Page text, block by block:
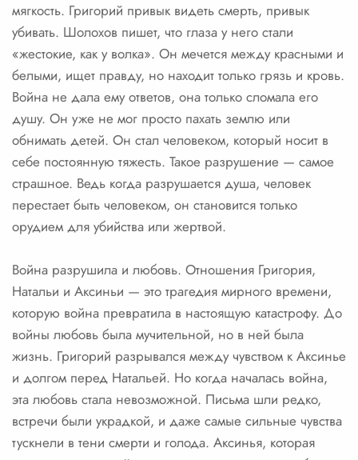
мягкость. Григорий привык видеть смерть, привык
убивать. Шолохов пишет, что глаза у него стали
«жестокие, как у волка». Он мечется между красными и
белыми, ищет правду, но находит только грязь и кровь.
Война не дала ему ответов, она только сломала его
душу. Он уже не мог просто пахать землю или
обнимать детей. Он стал человеком, который носит в
себе постоянную тяжесть. Такое разрушение — самое
страшное. Ведь когда разрушается душа, человек
перестает быть человеком, он становится только
орудием для убийства или жертвой.
Война разрушила и любовь. Отношения Григория,
Натальи и Аксиньи — это трагедия мирного времени,
которую война превратила в настоящую катастрофу. До
войны любовь была мучительной, но в ней была
жизнь. Григорий разрывался между чувством к Аксинье
и долгом перед Натальей. Но когда началась война,
эта любовь стала невозможной. Письма шли редко,
встречи были украдкой, и даже самые сильные чувства
тускнели в тени смерти и голода. Аксинья, которая